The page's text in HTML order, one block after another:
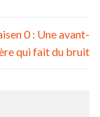
0 : Une avant-
qui fait du bruit